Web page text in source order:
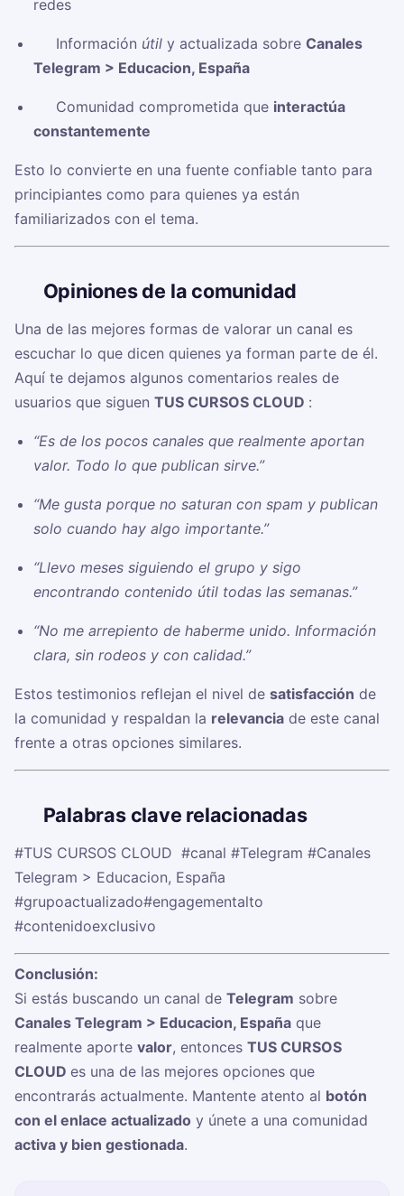
redes
✅ Información útily actualizada sobre Canales
Telegram > Educacion, España
✅ Comunidad comprometida que interactúa
constantemente
Esto lo convierte en una fuente confiable tanto para
principiantes como para quienes ya están
familiarizados con el tema.
Opiniones de la comunidad
Una de las mejores formas de valorar un canal es
escuchar lo que dicen quienes ya forman parte de él.
Aquí te dejamos algunos comentarios reales de
usuarios que siguen TUS CURSOS CLOUD ‍ :
“Es de los pocos canales que realmente aportan
valor. Todo lo que publican sirve.”
“Me gusta porque no saturan con spam y publican
solo cuando hay algo importante.”
“Llevo meses siguiendo el grupo y sigo
encontrando contenido útil todas las semanas.”
“No me arrepiento de haberme unido. Información
clara, sin rodeos y con calidad.”
Estos testimonios reflejan el nivel de satisfacción de
la comunidad y respaldan la relevancia de este canal
frente a otras opciones similares.
Palabras clave relacionadas
#TUS CURSOS CLOUD ‍ #canal #Telegram #Canales
Telegram > Educacion, España
#grupoactualizado#engagementalto
#contenidoexclusivo
Conclusión:
Si estás buscando un canal de Telegram sobre
Canales Telegram > Educacion, España que
realmente aporte valor, entonces TUS CURSOS
CLOUD ‍ es una de las mejores opciones que
encontrarás actualmente. Mantente atento al botón
con el enlace actualizado y únete a una comunidad
activa y bien gestionada.